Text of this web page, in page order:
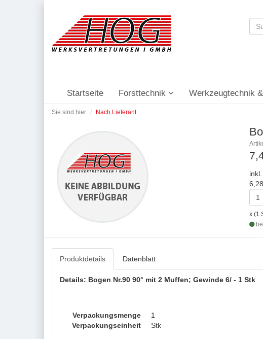
Startseite Forsttechnik Werkzeugtechnik
Sie sind hier: Nach Lieferant
x (1
Produktdetails Datenblatt
Details: Bogen Nr.90 90° mit 2 Muffen; Gewinde 6/ - 1 Stk
Verpackungsmenge
1
Verpackungseinheit
Stk